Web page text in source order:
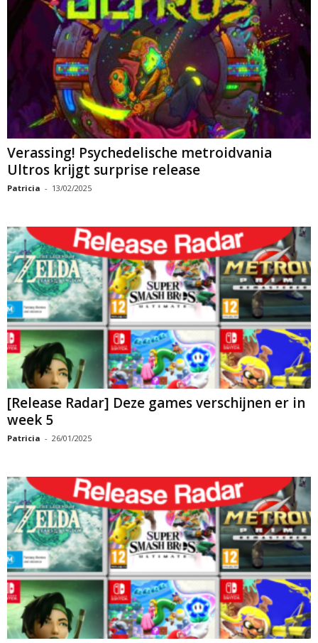
Verassing! Psychedelische metroidvania
Ultros krijgt surprise release
Patricia - 13/02/2025
[Release Radar] Deze games verschijnen er in
week 5
Patricia - 26/01/2025